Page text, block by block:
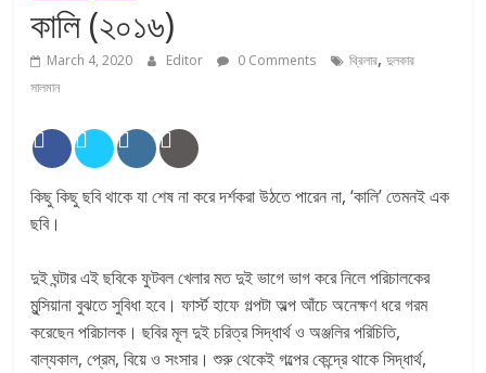
কালি (২০১৬)
March 4, 2020 Editor 0 Comments থ্রিলার,দুলকার
সালমান
কিছু কিছু ছবি থাকে যা শেষ না করে দর্শকরা উঠতে পারেন না, ‘কালি’ তেমনই এক
ছবি।
দুই ঘন্টার এই ছবিকে ফুটবল খেলার মত দুই ভাগে ভাগ করে নিলে পরিচালকের
মুন্সিয়ানা বুঝতে সুবিধা হবে। ফার্স্ট হাফে গল্পটা অল্প আঁচে অনেক্ষণ ধরে গরম
করেছেন পরিচালক। ছবির মূল দুই চরিত্র সিদ্ধার্থ ও অঞ্জলির পরিচিতি,
বাল্যকাল, প্রেম, বিয়ে ও সংসার। শুরু থেকেই গল্পের কেন্দ্রে থাকে সিদ্ধার্থ,